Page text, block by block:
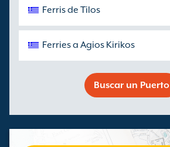
Ferris de Tilos
Ferries a Agios Kirikos
Buscar un Puerto